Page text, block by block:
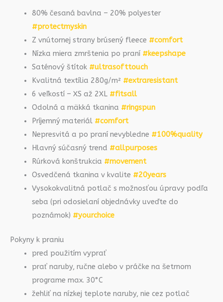
80% česaná bavlna – 20% polyester
#protectmyskin
Z vnútornej strany brúsený fleece #comfort
Nízka miera zmrštenia po praní #keepshape
Saténový štítok #ultrasofttouch
Kvalitná textília 280g/m² #extraresistant
6 veľkostí – XS až 2XL #fitsall
Odolná a mäkká tkanina #ringspun
Príjemný materiál #comfort
Nepresvitá a po praní nevybledne #100%quality
Hlavný súčasný trend #allpurposes
Rúrková konštrukcia #movement
Osvedčená tkanina v kvalite #20years
Vysokokvalitná potlač s možnosťou úpravy podľa
seba (pri odosielaní objednávky uveďte do
poznámok) #yourchoice
Pokyny k praniu
pred použitím vyprať
prať naruby, ručne alebo v práčke na šetrnom
programe max. 30°C
žehliť na nízkej teplote naruby, nie cez potlač